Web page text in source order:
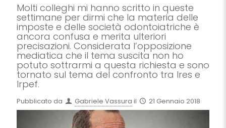
Molti colleghi mi hanno scritto in queste
settimane per dirmi che la materia delle
imposte e delle società odontoiatriche è
ancora confusa e merita ulteriori
precisazioni. Considerata l’opposizione
mediatica che il tema suscita non ho
potuto sottrarmi a questa richiesta e sono
tornato sul tema del confronto tra Ires e
Irpef.
Pubblicato da Gabriele Vassura il 21 Gennaio 2018